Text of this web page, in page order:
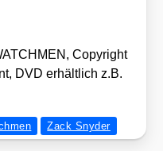
Copy­right
DVD erhält­lich z.B.
Zack Snyder